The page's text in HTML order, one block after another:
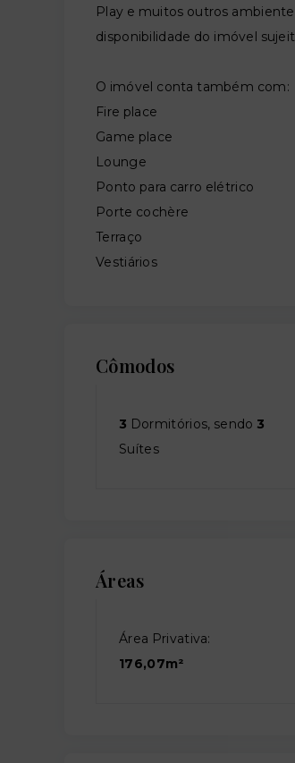
Play e muitos outros
disponibilidade do imóvel
O imóvel conta também com:
Fire place
Game place
Lounge
Ponto para carro elétrico
Porte cochère
Terraço
Vestiários
Cômodos
3 Dormitórios, sendo 3
Suítes
Áreas
Área Privativa:
176,07m²